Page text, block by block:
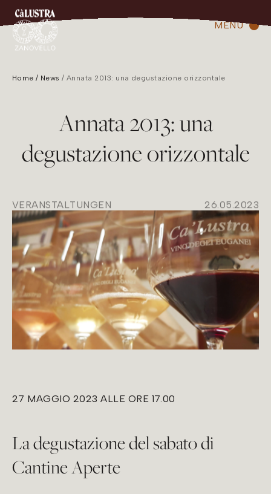
MENU
Home News Annata 2013: una degustazione orizzontale
Annata 2013: una
degustazione orizzontale
VERANSTALTUNGEN 26.05.2023
27 MAGGIO 2023 ALLE ORE 17.00
La degustazione del sabato di
Cantine Aperte